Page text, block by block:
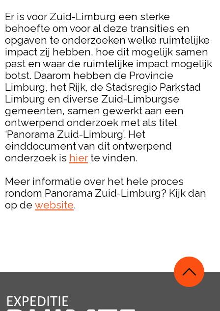
Er is voor Zuid-Limburg een sterke
behoefte om voor al deze transities en
opgaven te onderzoeken welke ruimtelijke
impact zij hebben, hoe dit mogelijk samen
past en waar de ruimtelijke impact mogelijk
botst. Daarom hebben de Provincie
Limburg, het Rijk, de Stadsregio Parkstad
Limburg en diverse Zuid-Limburgse
gemeenten, samen gewerkt aan een
ontwerpend onderzoek met als titel
‘Panorama Zuid-Limburg’. Het
einddocument van dit ontwerpend
onderzoek is hierte vinden.
Meer informatie over het hele proces
rondom Panorama Zuid-Limburg? Kijk dan
op de website.